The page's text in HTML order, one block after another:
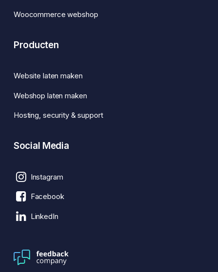
Woocommerce webshop
Producten
Website laten maken
Webshop laten maken
Hosting, security & support
Social Media
Instagram
Facebook
LinkedIn